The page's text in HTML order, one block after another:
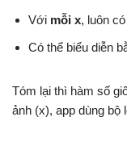
Với mỗi x, luôn có
Có thể biểu diễn
Tóm lại thì hàm số
ảnh (x), app dùng